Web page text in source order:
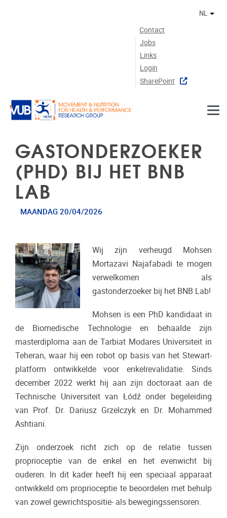
Contact
Jobs
Links
Login
SharePoint
NL
GASTONDERZOEKER
(PHD) BIJ HET BNB
LAB
MAANDAG 20/04/2026
Wij zijn verheugd Mohsen
Mortazavi Najafabadi te mogen
verwelkomen als
gastonderzoeker bij het BNB Lab!
Mohsen is een PhD kandidaat in
de Biomedische Technologie en behaalde zijn
masterdiploma aan de Tarbiat Modares Universiteit in
Teheran, waar hij een robot op basis van het Stewart-
platform ontwikkelde voor enkelrevalidatie. Sinds
december 2022 werkt hij aan zijn doctoraat aan de
Technische Universiteit van Łódź onder begeleiding
van Prof. Dr. Dariusz Grzelczyk en Dr. Mohammed
Ashtiani.
Zijn onderzoek richt zich op de relatie tussen
proprioceptie van de enkel en het evenwicht bij
ouderen. In dit kader heeft hij een speciaal apparaat
ontwikkeld om proprioceptie te beoordelen met behulp
van zowel gewrichtspositie- als bewegingssensoren.